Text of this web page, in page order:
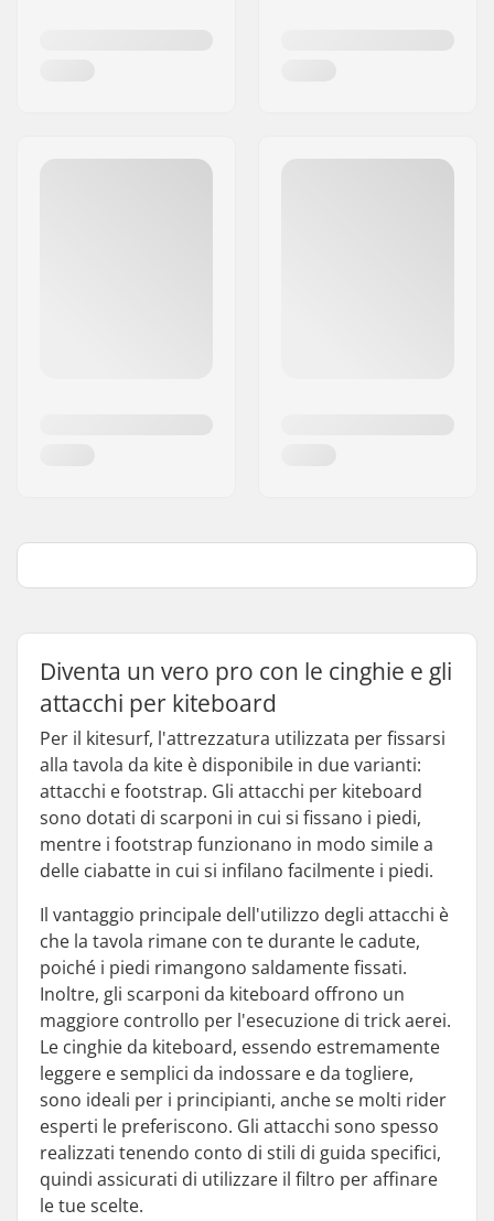
Diventa un vero pro con le cinghie e gli
attacchi per kiteboard
Per il kitesurf, l'attrezzatura utilizzata per fissarsi
alla tavola da kite è disponibile in due varianti:
attacchi e footstrap. Gli attacchi per kiteboard
sono dotati di scarponi in cui si fissano i piedi,
mentre i footstrap funzionano in modo simile a
delle ciabatte in cui si infilano facilmente i piedi.
Il vantaggio principale dell'utilizzo degli attacchi è
che la tavola rimane con te durante le cadute,
poiché i piedi rimangono saldamente fissati.
Inoltre, gli scarponi da kiteboard offrono un
maggiore controllo per l'esecuzione di trick aerei.
Le cinghie da kiteboard, essendo estremamente
leggere e semplici da indossare e da togliere,
sono ideali per i principianti, anche se molti rider
esperti le preferiscono. Gli attacchi sono spesso
realizzati tenendo conto di stili di guida specifici,
quindi assicurati di utilizzare il filtro per affinare
le tue scelte.